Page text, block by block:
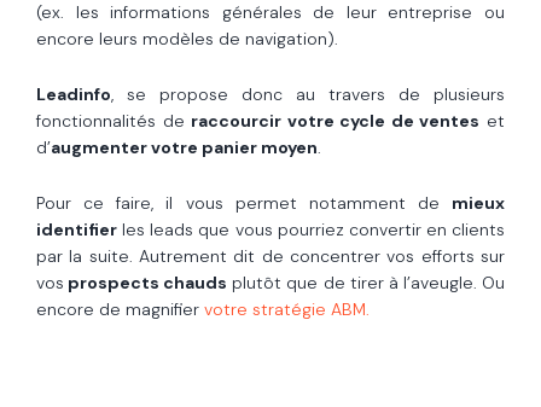
(ex. les informations générales de leur entreprise ou
encore leurs modèles de navigation).
Leadinfo, se propose donc au travers de plusieurs
fonctionnalités de raccourcir votre cycle de ventes et
d’augmenter votre panier moyen.
Pour ce faire, il vous permet notamment de mieux
identifier les leads que vous pourriez convertir en clients
par la suite. Autrement dit de concentrer vos efforts sur
vos prospects chauds plutôt que de tirer à l’aveugle. Ou
encore de magnifier votre stratégie ABM.